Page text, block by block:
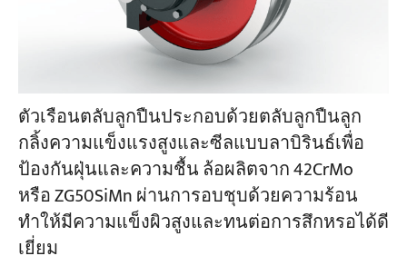
ตัวเรือนตลับลูกปืนประกอบด้วยตลับลูกปืนลูก
กลิ้งความแข็งแรงสูงและซีลแบบลาบิรินธ์เพื่อ
ป้องกันฝุ่นและความชื้น ล้อผลิตจาก 42CrMo
หรือ ZG50SiMn ผ่านการอบชุบด้วยความร้อน
ทำให้มีความแข็งผิวสูงและทนต่อการสึกหรอได้ดี
เยี่ยม